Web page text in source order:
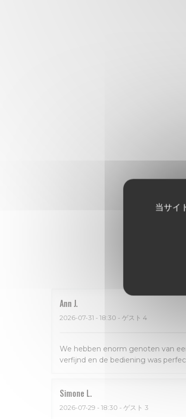
当サイ
Ann J
2026-07-31 - 18:30 - ゲスト 4
We hebben enorm genoten van
verfijnd en de bediening was
Simone L
2026-07-29 - 18:30 - ゲスト 3